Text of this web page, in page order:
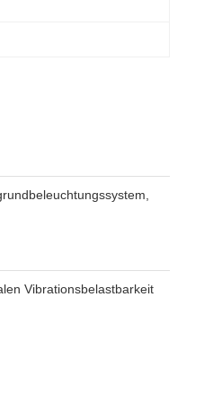
Vibrationsbelastbarkeit